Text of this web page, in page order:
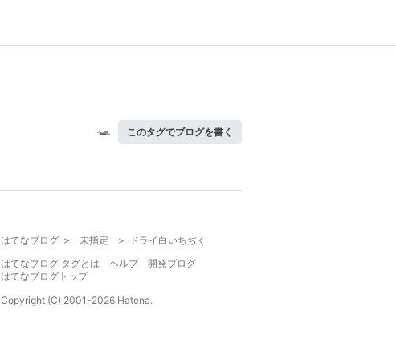
このタグでブログを書く
はてなブログ > 未指定 >
ドライ白いちぢく
はてなブログ タグとは
ヘルプ
開発ブログ
はてなブログトップ
Copyright (C) 2001-2026 Hatena.